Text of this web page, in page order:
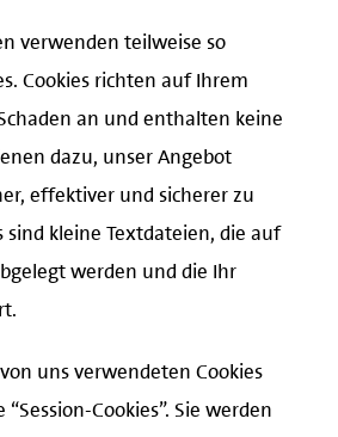
verwenden teilweise so
Cookies richten auf Ihrem
an und enthalten keine
dazu, unser Angebot
effektiver und sicherer zu
sind kleine Textdateien, die auf
werden und die Ihr
uns verwendeten Cookies
Cookies”. Sie werden